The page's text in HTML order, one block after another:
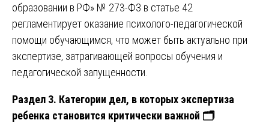
образовании в РФ» № 273-ФЗ в статье 42
регламентирует оказание психолого-педагогической
помощи обучающимся, что может быть актуально при
экспертизе, затрагивающей вопросы обучения и
педагогической запущенности.
Раздел 3. Категории дел, в которых экспертиза
ребенка становится критически важной 🗂